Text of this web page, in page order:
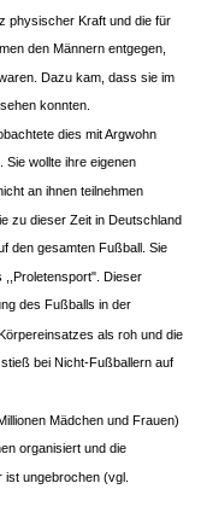
physischer Kraft und die für
den Männern entgegen,
Dazu kam, dass sie im
konnten.
dies mit Argwohn
wollte ihre eigenen
an ihnen teilnehmen
zu dieser Zeit in Deutschland
den gesamten Fußball. Sie
,,Proletensport". Dieser
des Fußballs in der
als roh und die
bei Nicht-Fußballern auf
Mädchen und Frauen)
organisiert und die
ungebrochen (vgl.